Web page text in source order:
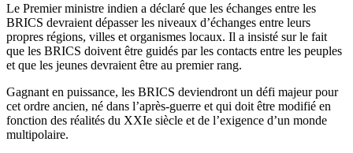
Le Premier ministre indien a déclaré que les échanges entre les
BRICS devraient dépasser les niveaux d’échanges entre leurs
propres régions, villes et organismes locaux. Il a insisté sur le fait
que les BRICS doivent être guidés par les contacts entre les peuples
et que les jeunes devraient être au premier rang.
Gagnant en puissance, les BRICS deviendront un défi majeur pour
cet ordre ancien, né dans l’après-guerre et qui doit être modifié en
fonction des réalités du XXIe siècle et de l’exigence d’un monde
multipolaire.